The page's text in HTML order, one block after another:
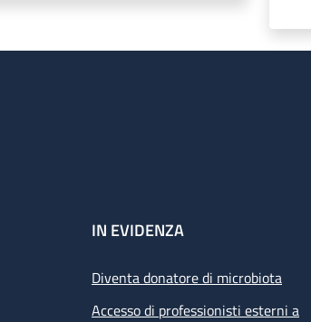
IN EVIDENZA
Diventa donatore di microbiota
Accesso di professionisti esterni a